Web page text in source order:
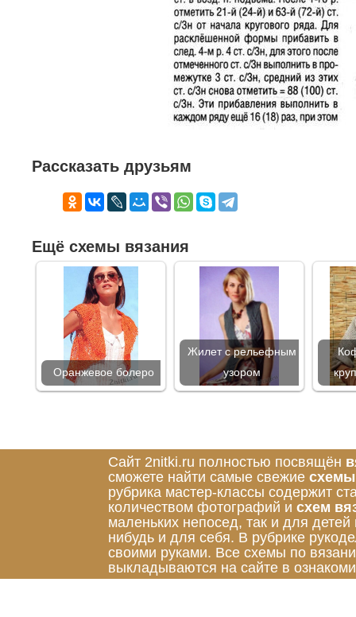
Рассказать друзьям
Ещё схемы вязания
Оранжевое болеро
Жилет с рельефным
узором
Сайт 2nitki.ru полностью посвящён
сможете найти самые свежие схемы
рубрика мастер-классы содержит
количеством фотографий и схем
маленьких непосед, так и для
нибудь и для себя. В рубрике
своими руками. Все схемы по
выкладываются на сайте в